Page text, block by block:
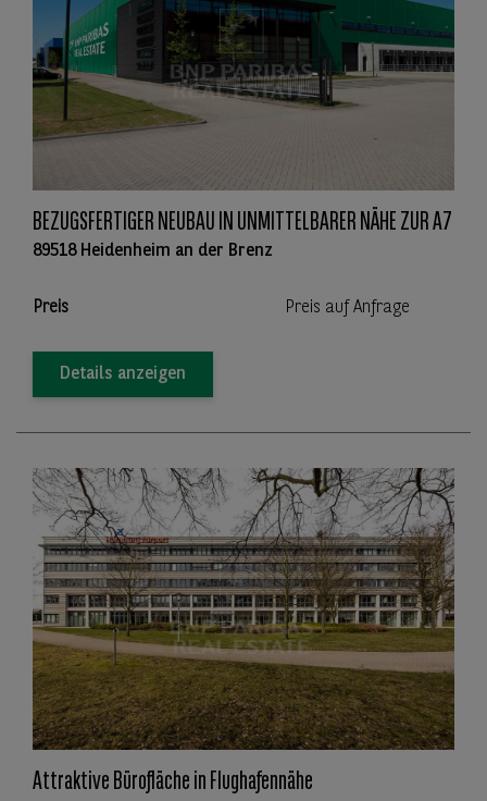
BEZUGSFERTIGER NEUBAU IN UNMITTELBARER NÄHE ZUR A7
89518 Heidenheim an der Brenz
Preis Preis auf Anfrage
Details anzeigen
Attraktive Bürofläche in Flughafennähe